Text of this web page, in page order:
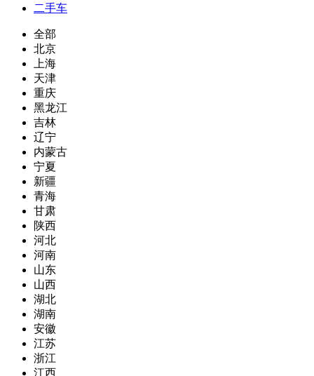
二手车
全部
北京
上海
天津
重庆
黑龙江
吉林
辽宁
内蒙古
宁夏
新疆
青海
甘肃
陕西
河北
河南
山东
山西
湖北
湖南
安徽
江苏
浙江
江西